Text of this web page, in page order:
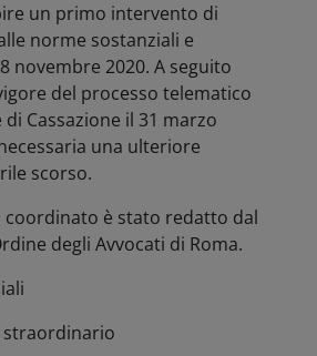
un primo intervento di
norme sostanziali e
novembre 2020. A seguito
del processo telematico
Cassazione il 31 marzo
una ulteriore
scorso.
coordinato è stato redatto dal
degli Avvocati di Roma.
straordinario